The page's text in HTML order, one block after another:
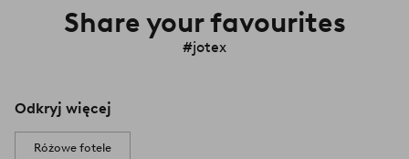
Share your favourites
#jotex
Odkryj więcej
Różowe fotele